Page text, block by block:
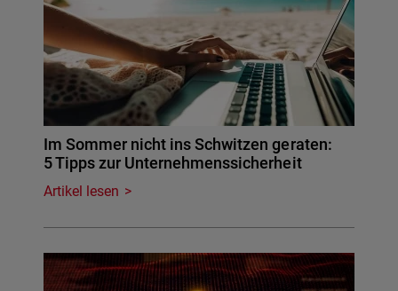
Im Sommer nicht ins Schwitzen geraten:
5 Tipps zur Unternehmenssicherheit
Artikel lesen